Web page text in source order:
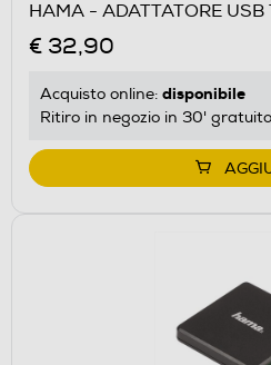
HAMA - ADATTATORE USB
€ 32,90
Acquisto online: disponibile
Ritiro in negozio in 30'